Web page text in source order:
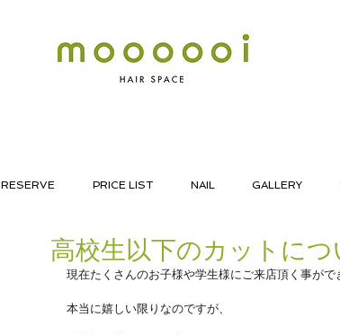
RESERVE PRICE LIST NAIL GALLERY
高校生以下のカットに
現在たくさんのお子様や学生様にご来店頂く事がで
本当に嬉しい限りなのですが、